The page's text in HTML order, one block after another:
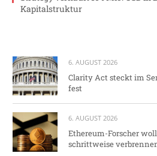
Kapitalstruktur
6. AUGUST 2026
Clarity Act steckt im
fest
6. AUGUST 2026
Ethereum-Forscher
schrittweise